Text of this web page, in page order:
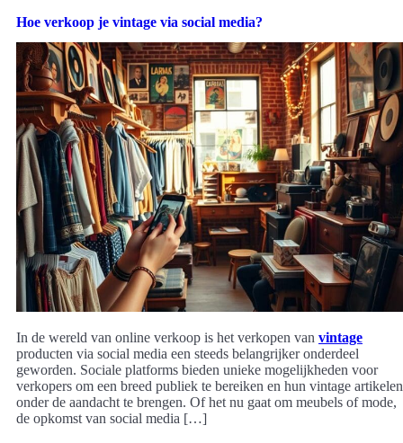
Hoe verkoop je vintage via social media?
In de wereld van online verkoop is het verkopen van vintage
producten via social media een steeds belangrijker onderdeel
geworden. Sociale platforms bieden unieke mogelijkheden voor
verkopers om een breed publiek te bereiken en hun vintage artikelen
onder de aandacht te brengen. Of het nu gaat om meubels of mode,
de opkomst van social media […]